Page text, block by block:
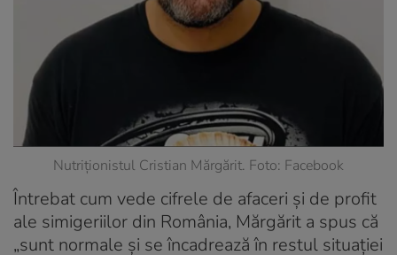
Nutriționistul Cristian Mărgărit. Foto: Facebook
Întrebat cum vede cifrele de afaceri și de profit
ale simigeriilor din România, Mărgărit a spus că
„sunt normale și se încadrează în restul situației